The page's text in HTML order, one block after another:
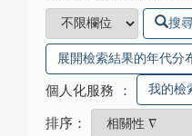
搜
展開檢索結果的年代分
個人化服務 ： 我的檢
排序：